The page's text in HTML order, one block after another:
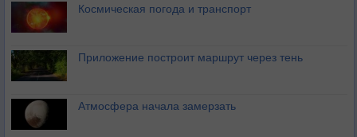
Космическая погода и транспорт
Приложение построит маршрут через тень
Атмосфера начала замерзать